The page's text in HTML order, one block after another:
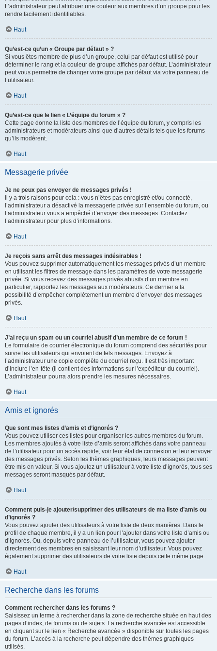
L’administrateur peut attribuer une couleur aux membres d’un groupe pour les
rendre facilement identifiables.
Haut
Qu’est-ce qu’un « Groupe par défaut » ?
Si vous êtes membre de plus d’un groupe, celui par défaut est utilisé pour
déterminer le rang et la couleur de groupe affichés par défaut. L’administrateur
peut vous permettre de changer votre groupe par défaut via votre panneau de
l’utilisateur.
Haut
Qu’est-ce que le lien « L’équipe du forum » ?
Cette page donne la liste des membres de l’équipe du forum, y compris les
administrateurs et modérateurs ainsi que d’autres détails tels que les forums
qu’ils modèrent.
Haut
Messagerie privée
Je ne peux pas envoyer de messages privés !
Il y a trois raisons pour cela : vous n’êtes pas enregistré et/ou connecté,
l’administrateur a désactivé la messagerie privée sur l’ensemble du forum, ou
l’administrateur vous a empêché d’envoyer des messages. Contactez
l’administrateur pour plus d’informations.
Haut
Je reçois sans arrêt des messages indésirables !
Vous pouvez supprimer automatiquement les messages privés d’un membre
en utilisant les filtres de message dans les paramètres de votre messagerie
privée. Si vous recevez des messages privés abusifs d’un membre en
particulier, rapportez les messages aux modérateurs. Ce dernier a la
possibilité d’empêcher complètement un membre d’envoyer des messages
privés.
Haut
J’ai reçu un spam ou un courriel abusif d’un membre de ce forum !
Le formulaire de courrier électronique du forum comprend des sécurités pour
suivre les utilisateurs qui envoient de tels messages. Envoyez à
l’administrateur une copie complète du courriel reçu. Il est très important
d’inclure l’en-tête (il contient des informations sur l’expéditeur du courriel).
L’administrateur pourra alors prendre les mesures nécessaires.
Haut
Amis et ignorés
Que sont mes listes d’amis et d’ignorés ?
Vous pouvez utiliser ces listes pour organiser les autres membres du forum.
Les membres ajoutés à votre liste d’amis seront affichés dans votre panneau
de l’utilisateur pour un accès rapide, voir leur état de connexion et leur envoyer
des messages privés. Selon les thèmes graphiques, leurs messages peuvent
être mis en valeur. Si vous ajoutez un utilisateur à votre liste d’ignorés, tous ses
messages seront masqués par défaut.
Haut
Comment puis-je ajouter/supprimer des utilisateurs de ma liste d’amis ou
d’ignorés ?
Vous pouvez ajouter des utilisateurs à votre liste de deux manières. Dans le
profil de chaque membre, il y a un lien pour l’ajouter dans votre liste d’amis ou
d’ignorés. Ou, depuis votre panneau de l’utilisateur, vous pouvez ajouter
directement des membres en saisissant leur nom d’utilisateur. Vous pouvez
également supprimer des utilisateurs de votre liste depuis cette même page.
Haut
Recherche dans les forums
Comment rechercher dans les forums ?
Saisissez un terme à rechercher dans la zone de recherche située en haut des
pages d’index, de forums ou de sujets. La recherche avancée est accessible
en cliquant sur le lien « Recherche avancée » disponible sur toutes les pages
du forum. L’accès à la recherche peut dépendre des thèmes graphiques
utilisés.